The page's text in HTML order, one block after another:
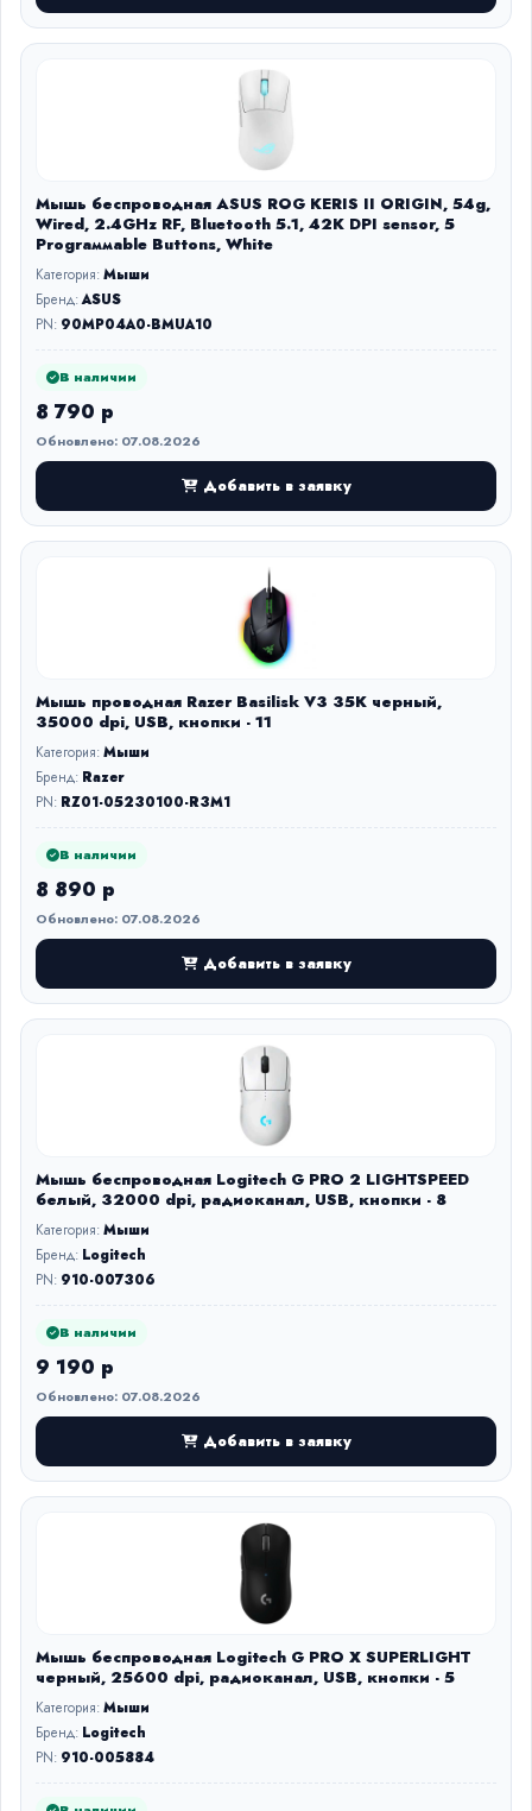
Мышь беспроводная ASUS ROG KERIS II ORIGIN, 54g,
Wired, 2.4GHz RF, Bluetooth 5.1, 42K DPI sensor, 5
Prograммable Buttons, White
Категория:Мыши
Бренд:ASUS
PN: 90MP04A0-BMUA10
В наличии
8 790 р
Обновлено: 07.08.2026
Добавить в заявку
Мышь проводная Razer Basilisk V3 35K черный,
35000 dpi, USB, кнопки - 11
Категория:Мыши
Бренд: Razer
PN: RZ01-05230100-R3M1
В наличии
8 890 р
Обновлено: 07.08.2026
Добавить в заявку
Мышь беспроводная Logitech G PRO 2 LIGHTSPEED
белый, 32000 dpi, радиоканал, USB, кнопки - 8
Категория:Мыши
Бренд: Logitech
PN: 910-007306
В наличии
9 190 р
Обновлено: 07.08.2026
Добавить в заявку
Мышь беспроводная Logitech G PRO X SUPERLIGHT
черный, 25600 dpi, радиоканал, USB, кнопки - 5
Категория:Мыши
Бренд: Logitech
PN: 910-005884